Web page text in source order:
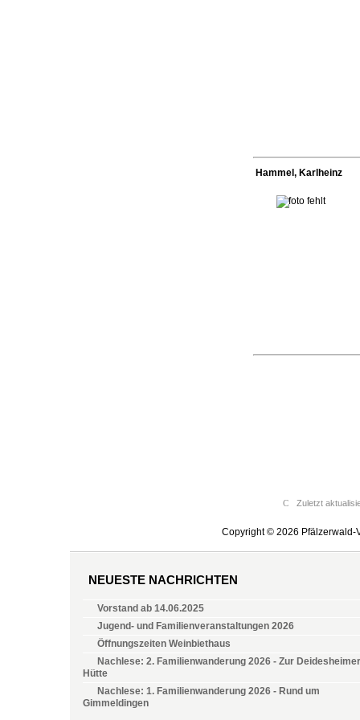
Hammel, Karlheinz
Zuletzt
Copyright © 2026 Pfälzerwald-
NEUESTE NACHRICHTEN
Vorstand ab 14.06.2025
Jugend- und Familienveranstaltungen 2026
Öffnungszeiten Weinbiethaus
Nachlese: 2. Familienwanderung 2026 - Zur Deidesheimer
Hütte
Nachlese: 1. Familienwanderung 2026 - Rund um
Gimmeldingen